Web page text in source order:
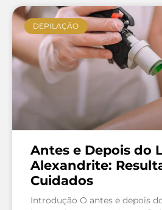
DEPILAÇÃO
Antes e Depois do
Alexandrite:
Cuidados
Introdução O antes e depois